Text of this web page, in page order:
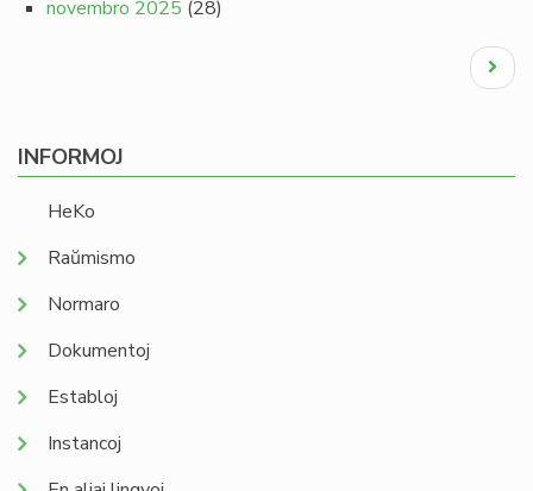
novembro 2025 (28)
Next
page
INFORMOJ
HeKo
Raŭmismo
Normaro
Dokumentoj
Establoj
Instancoj